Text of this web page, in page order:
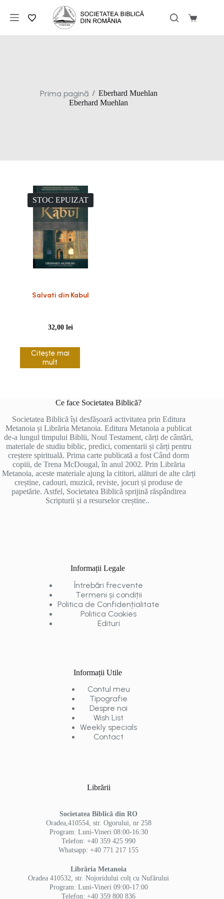
conținut
Coș
Prima pagină / Eberhard Muehlan
Eberhard Muehlan
STOC EPUIZAT
Salvati din Kabul
32,00lei
Citește mai
mult
Ce face Societatea Biblică?
Societatea Biblică își desfășoară activitatea prin Editura
Metanoia și Librăria Metanoia. Editura Metanoia a publicat
de-a lungul timpului Biblii, Noul Testament, cărți de cântări,
materiale de studiu biblic, predici, comentarii și cărți pentru
creștere spirituală. Prima carte publicată a fost Când dorm
copiii, de Trena McDougal, în anul 2002. Prin Librăria
Metanoia, aceste materiale ajung la cititori, alături de alte cărți
creștine, cadouri, muzică, reviste, jocuri și produse de
papetărie. Astfel, Societatea Biblică sprijină răspândirea
Scripturii și a resurselor creștine..
Informații Legale
Întrebări frecvente
Termeni și condiții
Politica de Confidențialitate
Politica Cookies
Edituri
Informații Utile
Contul meu
Tipografie
Despre noi
Wish List
Weekly specials
Contact
Librării
Societatea Biblică din RO
Oradea,410554, str. Ogorului, nr 258
Program: Luni-Vineri 08:00-16:30
Telefon: +40 359 425 990
Whatsapp: +40 771 217 155
Librăria Metanoia
Oradea 410532, str. Nojoridului colț cu Nufărului
Program: Luni-Vineri 09:00-17:00
Telefon: +40 359 800 836